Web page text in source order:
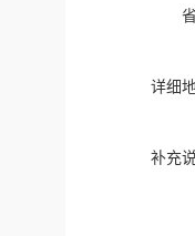
详细
补充